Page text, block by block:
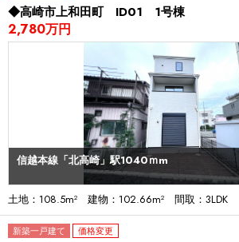
◆高崎市上和田町 ID01 1号棟
2,780万円
信越本線「北高崎」駅1040ｍm
土地：108.5m² 建物：102.66m² 間取：3LDK
新築一戸建て 価格変更